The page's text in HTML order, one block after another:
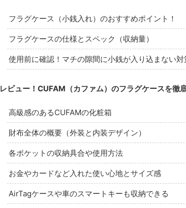
フラグケース（小銭入れ）のおすすめポイント！
フラグケースの仕様とスペック（収納量）
使用前に確認！マチの隙間に小銭が入り込まない対
レビュー！CUFAM（カファム）のフラグケースを徹
高級感のあるCUFAMの化粧箱
財布全体の概要（外装と内装デザイン）
各ポケットの収納具合や使用方法
お金やカードなど入れた使い心地とサイズ感
AirTagケースや車のスマートキーも収納できる